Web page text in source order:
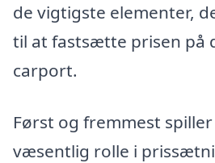
de vigtigste elementer,
til at fastsætte prisen på
carport.
Først og fremmest
væsentlig rolle i